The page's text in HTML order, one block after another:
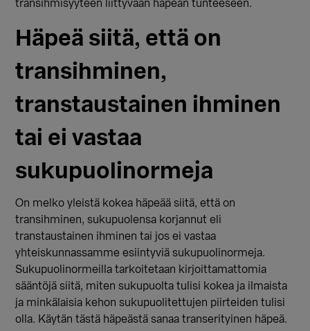
transihmisyyteen liittyvään häpeän tunteeseen.
Häpeä siitä, että on
transihminen,
transtaustainen ihminen
tai ei vastaa
sukupuolinormeja
On melko yleistä kokea häpeää siitä, että on
transihminen, sukupuolensa korjannut eli
transtaustainen ihminen tai jos ei vastaa
yhteiskunnassamme esiintyviä sukupuolinormeja.
Sukupuolinormeilla tarkoitetaan kirjoittamattomia
sääntöjä siitä, miten sukupuolta tulisi kokea ja ilmaista
ja minkälaisia kehon sukupuolitettujen piirteiden tulisi
olla. Käytän tästä häpeästä sanaa transerityinen häpeä.